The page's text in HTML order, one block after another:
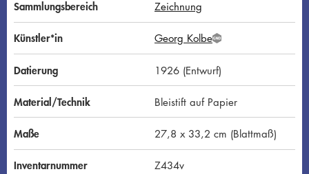
Sammlungsbereich Zeichnung
Künstler*in Georg KolbeG
N
D
Datierung 1926 (Entwurf)
Material/Technik Bleistift auf Papier
Maße 27,8 x 33,2 cm (Blattmaß)
Inventarnummer Z434v